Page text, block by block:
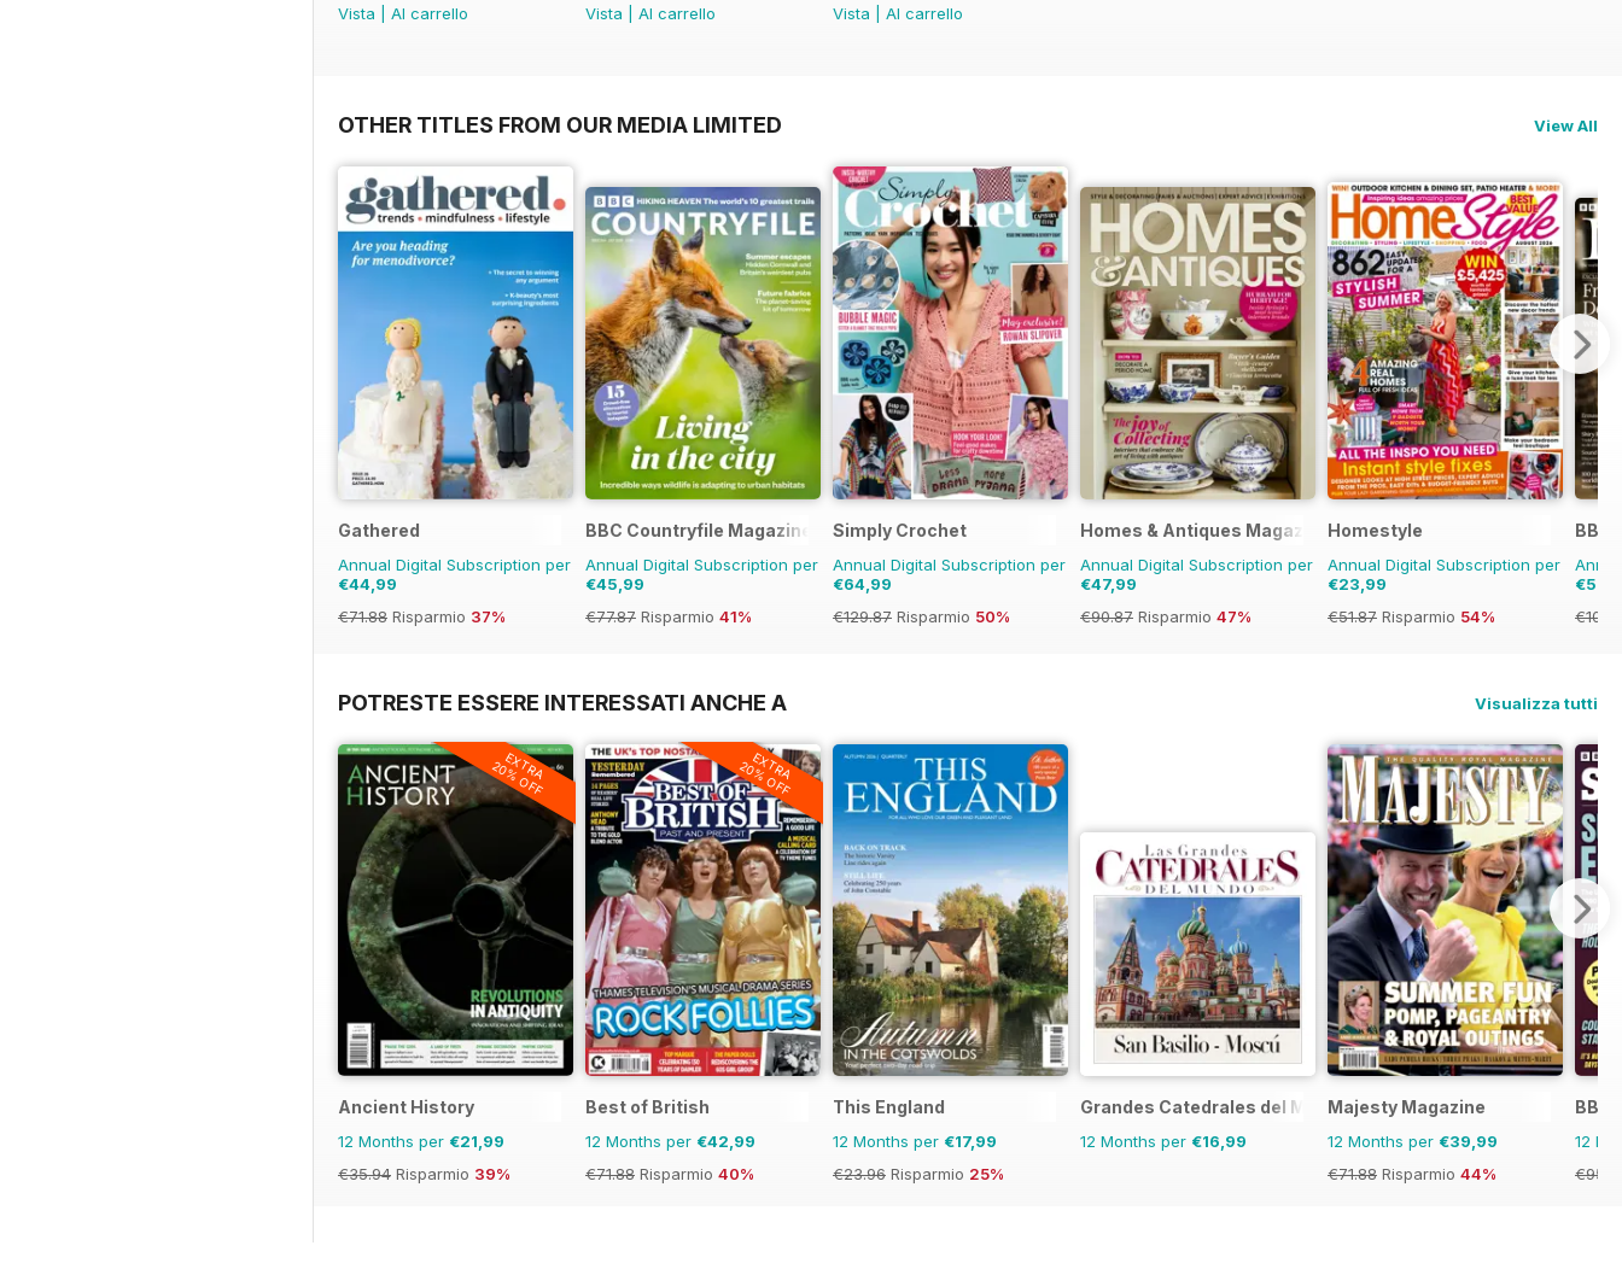
Vista
Al carrello
Vista
Al carrello
Vista
Al carrello
OTHER TITLES FROM OUR MEDIA LIMITED View All
Gathered
Annual Digital Subscription per
€44,99
€71.88 Risparmio 37%
BBC Countryfile Magazine
Annual Digital Subscription per
€45,99
€77.87 Risparmio 41%
Simply Crochet
Annual Digital Subscription per
€64,99
€129.87 Risparmio 50%
Homes & Antiques Magazine
Annual Digital Subscription per
€47,99
€90.87 Risparmio 47%
Homestyle
Annual Digital Subscription per
€23,99
€51.87 Risparmio 54%
BBC
POTRESTE ESSERE INTERESSATI ANCHE A Visualizza tutti
EXTRA
20% OFF
Ancient History
12 Months per €21,99
€35.94 Risparmio 39%
EXTRA
20% OFF
Best of British
12 Months per €42,99
€71.88 Risparmio 40%
This England
12 Months per €17,99
€23.96 Risparmio 25%
Grandes Catedrales del Mundo
12 Months per €16,99
Majesty Magazine
12 Months per €39,99
€71.88 Risparmio 44%
BBC
12